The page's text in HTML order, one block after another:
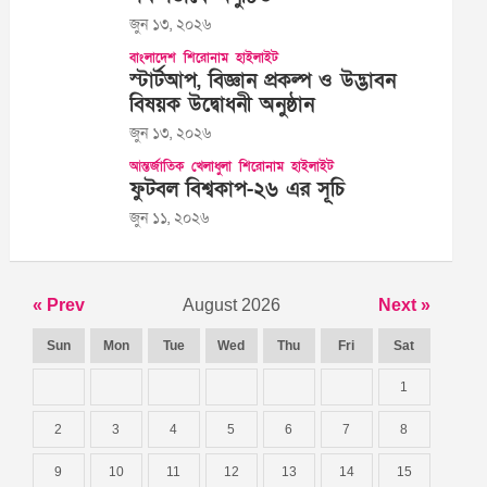
জুন ১৩, ২০২৬
বাংলাদেশ শিরোনাম হাইলাইট
স্টার্টআপ, বিজ্ঞান প্রকল্প ও উদ্ভাবন
বিষয়ক উদ্বোধনী অনুষ্ঠান
জুন ১৩, ২০২৬
আন্তর্জাতিক খেলাধুলা শিরোনাম হাইলাইট
ফুটবল বিশ্বকাপ-২৬ এর সূচি
জুন ১১, ২০২৬
« Prev August 2026 Next »
Sun Mon Tue Wed Thu Fri Sat
1
2 3 4 5 6 7 8
9 10 11 12 13 14 15